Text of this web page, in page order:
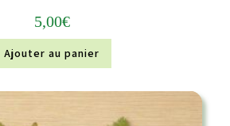
5,00€
Ajouter au panier